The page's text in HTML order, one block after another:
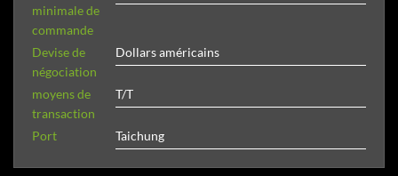
minimale de
commande
Devise de
négociation
Dollars américains
moyens de
transaction
T/T
Port Taichung